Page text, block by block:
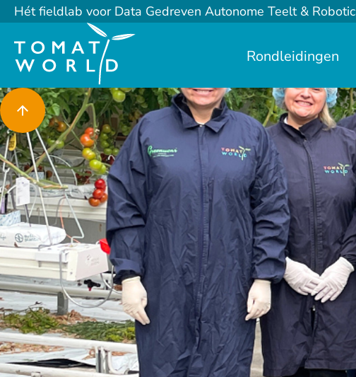
Hét fieldlab voor Data Gedreven Autonome Teelt &
Rondleidingen